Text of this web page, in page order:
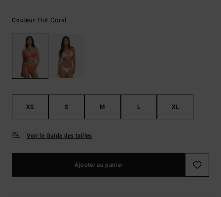
Couleur Hot Coral
XS S M L XL
Voir le Guide des tailles
Ajouter au panier